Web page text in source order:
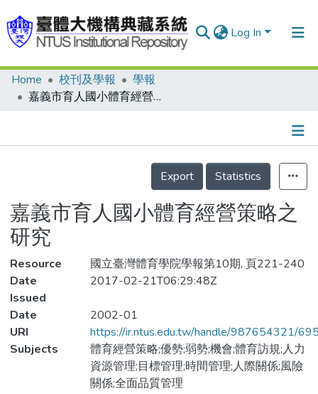
Log In
Communities & Collections
Statistics
Home 校刊及學報
學報
嘉義市育人國小體育經營策略之研究
Details
Export
Statistics
嘉義市育人國小體育經營策略之
研究
Resource
國立臺灣體育學院學報第10期, 頁221-240
Date
Issued
2017-02-21T06:29:48Z
Date
2002-01
URI
https://ir.ntus.edu.tw/handle/987654321/
Subjects
體育經營策略;優勢;弱勢;機會;體育訪規;人力
資源管理;目標管理;時間管理;人際關係;風險
關係;全面品質管理